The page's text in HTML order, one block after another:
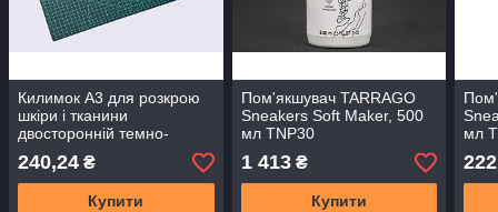
Килимок А3 для розкрою
шкіри і тканини
двосторонній темно-
зелений тип В
240,24 ₴
Купити
Пом'якшувач TARRAGO
Sneakers Soft Maker, 500
мл TNP30
1 413₴
Купити
мл